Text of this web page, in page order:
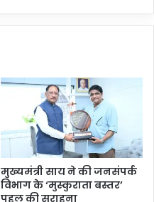
मुख्यमंत्री साय ने की जनसंपर्क
विभाग के ‘मुस्कुराता बस्तर’
पहल की सराहना